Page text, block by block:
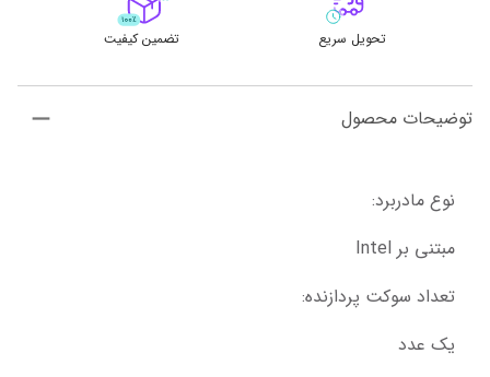
تحویل سریع تضمین کیفیت
توضیحات محصول
نوع مادربرد:
مبتنی بر Intel
تعداد سوکت پردازنده:
یک عدد